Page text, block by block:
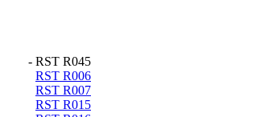
- RST R045
RST R006
RST R007
RST R015